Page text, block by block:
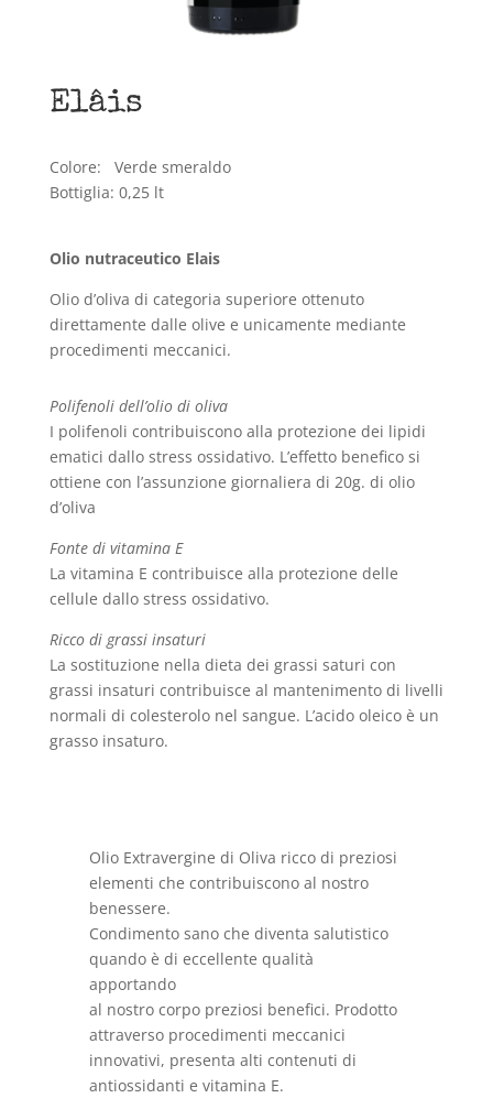
Elâis
Colore:
Verde smeraldo
Bottiglia: 0,25 lt
Olio nutraceutico Elais
Olio d’oliva di categoria superiore ottenuto
direttamente dalle olive e unicamente mediante
procedimenti meccanici.
Polifenoli dell’olio di oliva
I polifenoli contribuiscono alla protezione dei lipidi
ematici dallo stress ossidativo. L’effetto benefico si
ottiene con l’assunzione giornaliera di 20g. di olio
d’oliva
Fonte di vitamina E
La vitamina E contribuisce alla protezione delle
cellule dallo stress ossidativo.
Ricco di grassi insaturi
La sostituzione nella dieta dei grassi saturi con
grassi insaturi contribuisce al mantenimento di livelli
normali di colesterolo nel sangue. L’acido oleico è un
grasso insaturo.
Olio Extravergine di Oliva ricco di preziosi
elementi che contribuiscono al nostro
benessere.
Condimento sano che diventa salutistico
quando è di eccellente qualità
apportando
al nostro corpo preziosi benefici. Prodotto
attraverso procedimenti meccanici
innovativi, presenta alti contenuti di
antiossidanti e vitamina E.